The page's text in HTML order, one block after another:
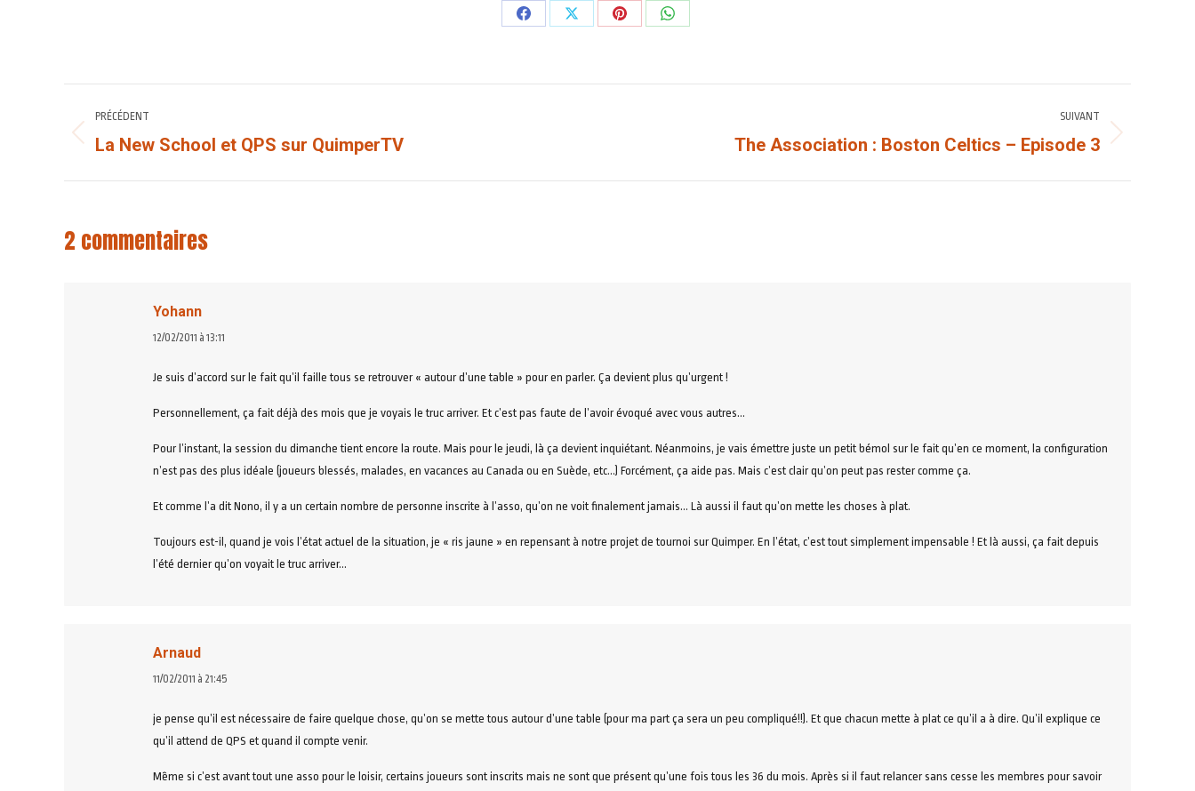
PartagerPartagerPartagerPartager
NAVIGATION
ARTICLE
PRÉCÉDENT
Article
La New School et QPS sur QuimperTV
SUIVANT
The Association : Boston Celtics – Episode 3
2 commentaires
Yohann
dit
12/02/2011 à 13:11
Je suis d’accord sur le fait qu’il faille tous se retrouver « autour d’une table » pour en parler. Ça devient plus qu’urgent !
Personnellement, ça fait déjà des mois que je voyais le truc arriver. Et c’est pas faute de l’avoir évoqué avec vous autres…
Pour l’instant, la session du dimanche tient encore la route. Mais pour le jeudi, là ça devient inquiétant. Néanmoins, je vais émettre juste un petit bémol sur le fait qu’en ce moment, la configuration
n’est pas des plus idéale (joueurs blessés, malades, en vacances au Canada ou en Suède, etc…) Forcément, ça aide pas. Mais c’est clair qu’on peut pas rester comme ça.
Et comme l’a dit Nono, il y a un certain nombre de personne inscrite à l’asso, qu’on ne voit finalement jamais… Là aussi il faut qu’on mette les choses à plat.
Toujours est-il, quand je vois l’état actuel de la situation, je « ris jaune » en repensant à notre projet de tournoi sur Quimper. En l’état, c’est tout simplement impensable ! Et là aussi, ça fait depuis
l’été dernier qu’on voyait le truc arriver…
Arnaud
dit
11/02/2011 à 21:45
je pense qu’il est nécessaire de faire quelque chose, qu’on se mette tous autour d’une table (pour ma part ça sera un peu compliqué!!). Et que chacun mette à plat ce qu’il a à dire. Qu’il explique ce
qu’il attend de QPS et quand il compte venir.
Même si c’est avant tout une asso pour le loisir, certains joueurs sont inscrits mais ne sont que présent qu’une fois tous les 36 du mois. Après si il faut relancer sans cesse les membres pour savoir